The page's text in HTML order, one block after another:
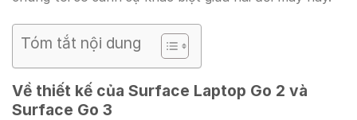
Tóm tắt nội dung
Về thiết kế của Surface Laptop Go 2 và
Surface Go 3